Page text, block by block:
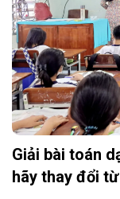
Giải bài toán
hãy thay đổi